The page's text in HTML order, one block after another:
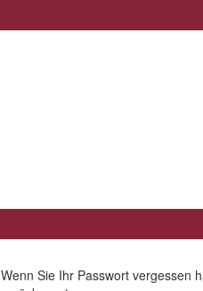
Wenn Sie Ihr Passwort vergessen